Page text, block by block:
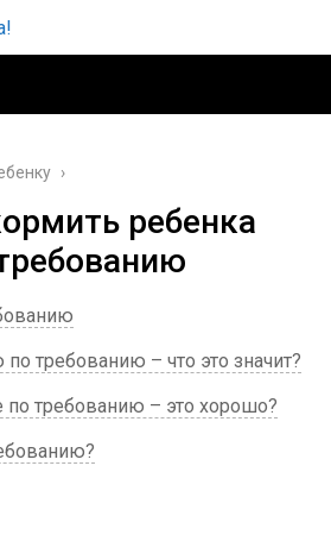
›
ребенка
требованию – что это значит?
требованию – это хорошо?